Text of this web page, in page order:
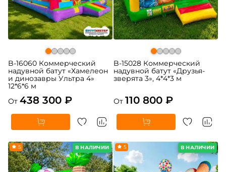
B-16060 Коммерческий
надувной батут «Хамелеон
и динозавры Ультра 4»
12*6*6 м
От 438 300 ₽
B-15028 Коммерческий
надувной батут «Друзья-
зверята 3», 4*4*3 м
От 110 800 ₽
В НАЛИЧИИ
5 В НАЛИЧИИ
5